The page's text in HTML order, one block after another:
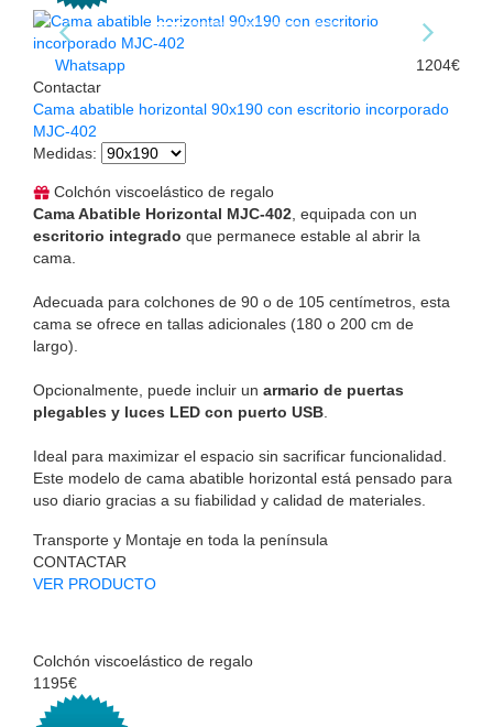
Whatsapp
Contactar
1204€
Cama abatible horizontal 90x190 con escritorio incorporado
MJC-402
Medidas:
Colchón viscoelástico de regalo
Cama Abatible Horizontal MJC-402 , equipada con un
escritorio integrado que permanece estable al abrir la
cama.
Adecuada para colchones de 90 o de 105 centímetros, esta
cama se ofrece en tallas adicionales (180 o 200 cm de
largo).
Opcionalmente, puede incluir un armario de puertas
plegables y luces LED con puerto USB
Ideal para maximizar el espacio sin sacrificar funcionalidad.
Este modelo de cama abatible horizontal está pensado para
uso diario gracias a su fiabilidad y calidad de materiales.
Transporte y Montaje en toda la península
CONTACTAR
VER PRODUCTO
Colchón viscoelástico de regalo
1195€